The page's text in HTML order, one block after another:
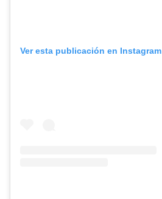
Ver esta publicación en Instagram